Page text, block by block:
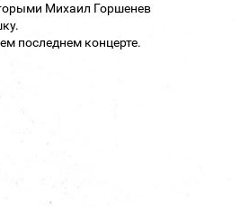
Михаил Горшенев
последнем концерте.